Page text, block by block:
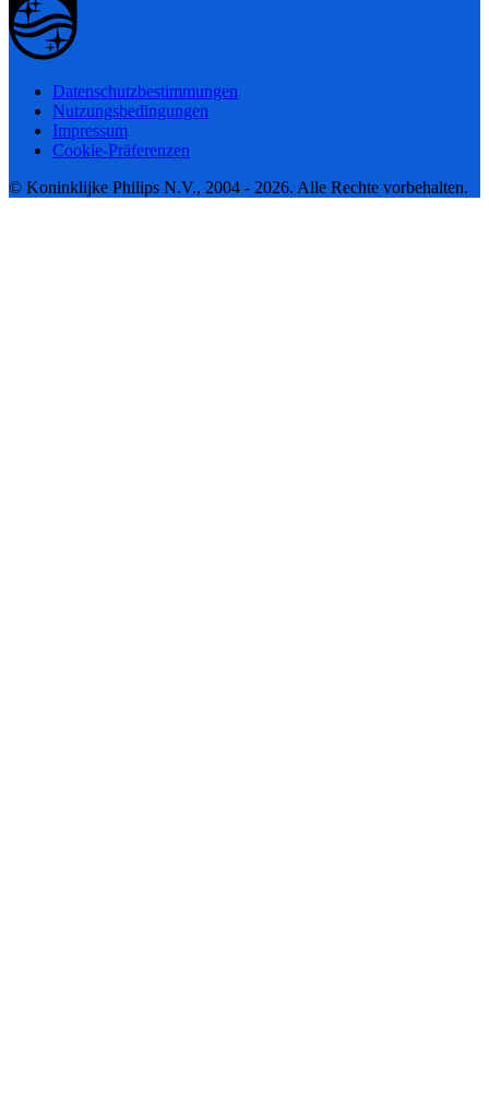
Datenschutzbestimmungen
Nutzungsbedingungen
Impressum
Cookie-Präferenzen
© Koninklijke Philips N.V., 2004 - 2026. Alle Rechte vorbehalten.